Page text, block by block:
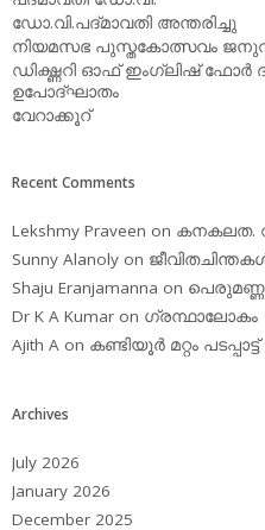
ഡോ.വി.പദ്മാവതി അന്തരിച്ചു
നിയമസഭ പുസ്തകോത്സവം
ഡിക്ഷ്ണറി ഓഫ് ഇംഗ്ലിഷ് ഫോര്‍
ഉപോദ്ഘാതം
വേറാക്കൂറ്
Recent Comments
Lekshmy Praveen on കനകലത.
Sunny Alanoly on
Shaju Eranjamanna on
Dr K A Kumar on ഗ്രന്ഥാലോകം
Ajith A on കണ്ടിയൂര്‍ മറ്റം പടപ്പാട്ട്‌
Archives
July 2026
January 2026
December 2025